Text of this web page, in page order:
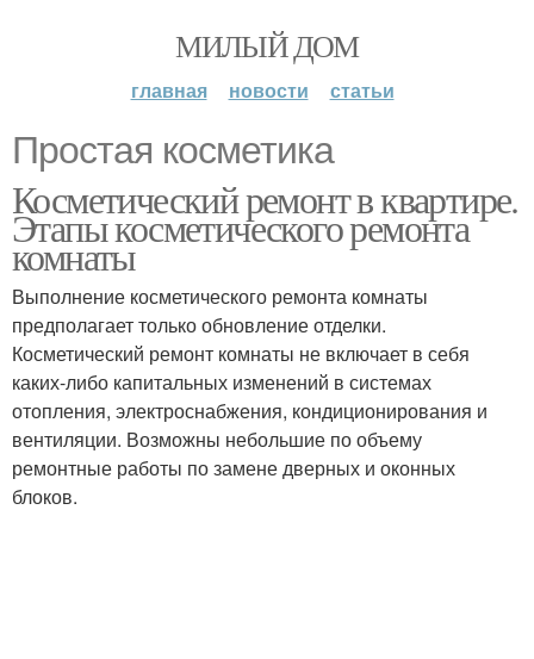
МИЛЫЙ ДОМ
главная новости статьи
Простая косметика
Косметический ремонт в квартире.
Этапы косметического ремонта
комнаты
Выполнение косметического ремонта комнаты
предполагает только обновление отделки.
Косметический ремонт комнаты не включает в себя
каких-либо капитальных изменений в системах
отопления, электроснабжения, кондиционирования и
вентиляции. Возможны небольшие по объему
ремонтные работы по замене дверных и оконных
блоков.